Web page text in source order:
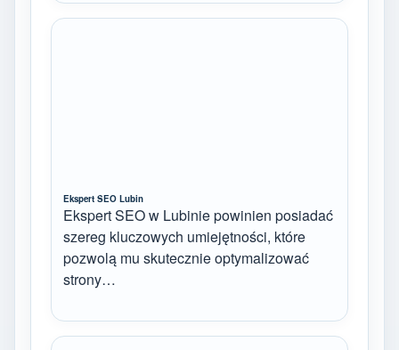
Ekspert SEO Lubin
Ekspert SEO w Lubinie powinien posiadać
szereg kluczowych umiejętności, które
pozwolą mu skutecznie optymalizować
strony…